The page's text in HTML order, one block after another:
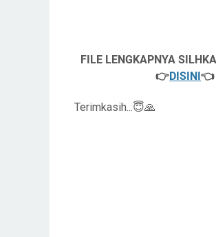
FILE LENGKAPNYA
👉DISINI👈
Terimkasih...😇🙏